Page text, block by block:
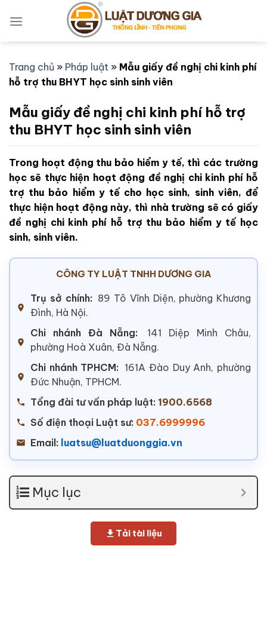
qua
Trang chủ » Pháp luật » Mẫu giấy đề nghị chi kinh phí
hỗ trợ thu BHYT học sinh sinh viên
Mẫu giấy đề nghị chi kinh phí hỗ trợ
thu BHYT học sinh sinh viên
Trong hoạt động thu bảo hiểm y tế, thì các trường
học sẽ thực hiện hoạt động đề nghị chi kinh phí hỗ
trợ thu bảo hiểm y tế cho học sinh, sinh viên, để
thực hiện hoạt động này, thì nhà trường sẽ có giấy
đề nghị chi kinh phí hỗ trợ thu bảo hiểm y tế học
sinh, sinh viên.
CÔNG TY LUẬT TNHH DƯƠNG GIA
Trụ sở chính: 89 Tô Vĩnh Diện, phường Khương
Đình, Hà Nội.
Chi nhánh Đà Nẵng:
141 Diệp Minh Châu,
phường Hoà Xuân, Đà Nẵng.
Chi nhánh TPHCM: 161A Đào Duy Anh, phường
Đức Nhuận, TPHCM.
Tổng đài tư vấn pháp luật: 1900.6568
Số điện thoại Luật sư: 037.6999996
Email: luatsu@luatduonggia.vn
Mục lục
Tải tài liệu